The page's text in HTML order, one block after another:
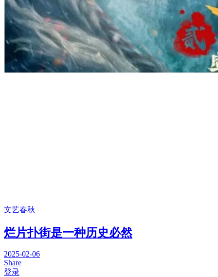
文艺春秋
烂片扑街是一种历史必然
2025-02-06
Share
登录